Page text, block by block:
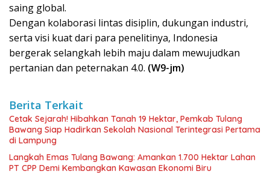
saing global.
Dengan kolaborasi lintas disiplin, dukungan industri,
serta visi kuat dari para penelitinya, Indonesia
bergerak selangkah lebih maju dalam mewujudkan
pertanian dan peternakan 4.0. (W9-jm)
Berita Terkait
Cetak Sejarah! Hibahkan Tanah 19 Hektar, Pemkab Tulang
Bawang Siap Hadirkan Sekolah Nasional Terintegrasi Pertama
di Lampung
Langkah Emas Tulang Bawang: Amankan 1.700 Hektar Lahan
PT CPP Demi Kembangkan Kawasan Ekonomi Biru